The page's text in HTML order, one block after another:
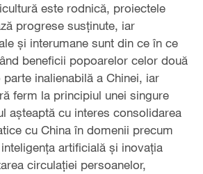
este rodnică, proiectele
progrese susținute, iar
și interumane sunt din ce în ce
beneficii popoarelor celor două
inalienabilă a Chinei, iar
ferm la principiul unei singure
așteaptă cu interes consolidarea
cu China în domenii precum
artificială și inovația
circulației persoanelor,